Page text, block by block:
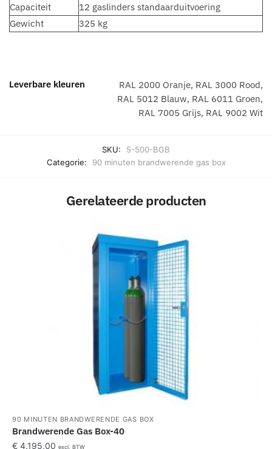
Capaciteit
12 gaslinders standaarduitvoering
Gewicht
325 kg
Leverbare kleuren
RAL 2000 Oranje, RAL 3000 Rood,
RAL 5012 Blauw, RAL 6011 Groen,
RAL 7005 Grijs, RAL 9002 Wit
SKU:
5-500-BGB
Categorie:
90 minuten brandwerende gas box
Gerelateerde producten
90 MINUTEN BRANDWERENDE GAS BOX
Brandwerende Gas Box-40
€ 4.195,00 excl. BTW